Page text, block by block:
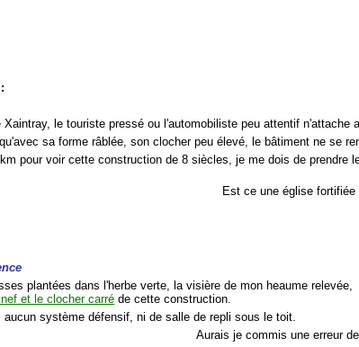
:
Xaintray, le touriste pressé ou l'automobiliste peu attentif n'attache
sa forme râblée, son clocher peu élevé, le bâtiment ne se
pour voir cette construction de 8 siècles, je me dois de prendre
Est ce une église fortifiée
plantées dans l'herbe verte, la visière de mon heaume relevée,
nef et le clocher carré de cette construction.
système défensif, ni de salle de repli sous le toit.
Aurais je commis une erreur